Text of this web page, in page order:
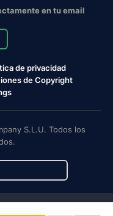
en tu email
de privacidad
de Copyright
S.L.U. Todos los